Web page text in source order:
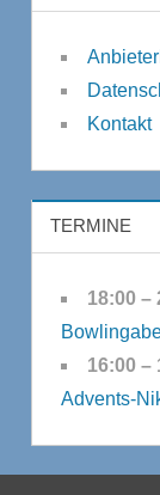
Kontakt
TERMINE
18:00 –
16:00 –
Advents-